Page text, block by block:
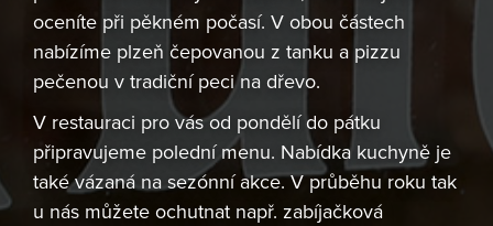
oceníte při pěkném počasí. V obou částech
nabízíme plzeň čepovanou z tanku a pizzu
pečenou v tradiční peci na dřevo.
V restauraci pro vás od pondělí do pátku
připravujeme polední menu. Nabídka kuchyně je
také vázaná na sezónní akce. V průběhu roku tak
u nás můžete ochutnat např. zabíjačková